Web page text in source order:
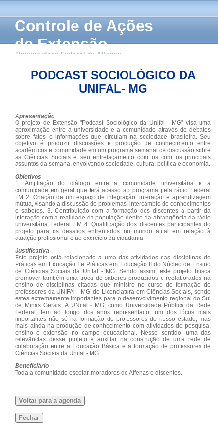
Controle de Ações
de Extensão
Universidade Federal de Alfenas
PODCAST SOCIOLÓGICO DA
UNIFAL- MG
Apresentação
O projeto de Extensão "Podcast Sociológico da Unifal - MG" visa uma
aproximação entre a universidade e a comunidade através de debates
sobre fatos e informações que circulam na sociedade brasileira. Seu
objetivo é produzir discussões e produção de conhecimento entre
acadêmicos e comunidade em um programa semanal de discussão sobre
as Ciências Sociais e seu entrelaçamento com os com os principais
assuntos da semana, envolvendo sociedade, cultura, política e economia.
Objetivos
1. Ampliação do diálogo entre a comunidade universitária e a
comunidade em geral que terá acesso ao programa pela rádio Federal
FM 2. Criação de um espaço de integração, interação e aprendizagem
mútua, visando a discussão de problemas, intercâmbio de conhecimentos
e saberes. 3. Contribuição com a formação dos discentes a partir da
interação com a realidade da população dentro da abrangência da rádio
universitária Federal FM 4. Qualificação dos discentes participantes do
projeto para os desafios enfrentados no mundo atual em relação à
atuação profissional e ao exercício da cidadania
Justificativa
Este projeto está relacionado a uma das atividades das disciplinas de
Práticas em Educação I e Práticas em Educação II do Núcleo de Ensino
de Ciências Sociais da Unifal - MG. Sendo assim, este projeto busca
promover também uma troca de saberes produzidos e reelaborados na
ensino de disciplinas citadas que ministro no curso de formação de
professores da UNIFAl - MG, de Licenciatura em Ciências Sociais, sendo
estes extremamente importantes para o desenvolvimento regional do Sul
de Minas Gerais. A UNifal - MG, como Universidade Pública da Rede
Federal, tem ao longo dos anos representado, um dos lócus mais
importantes não só na formação de professores do nosso estado, mas
mais ainda na produção de conhecimento com atividades de pesquisa,
ensino e extensão no campo educacional. Nesse sentido, uma das
relevâncias desse projeto é auxiliar na construção de uma rede de
colaboração entre a Educação Básica e a formação de professores de
Ciências Sociais da Unifal - MG.
Beneficiário
Toda a comunidade escolar, moradores de Alfenas e discentes.
Voltar para a agenda
Fechar